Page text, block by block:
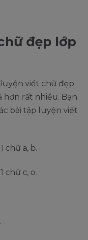
đẹp lớp
viết chữ đẹp
hơn rất nhiều. Bạn
bài tập luyện viết
chữ a, b.
chữ c, o.